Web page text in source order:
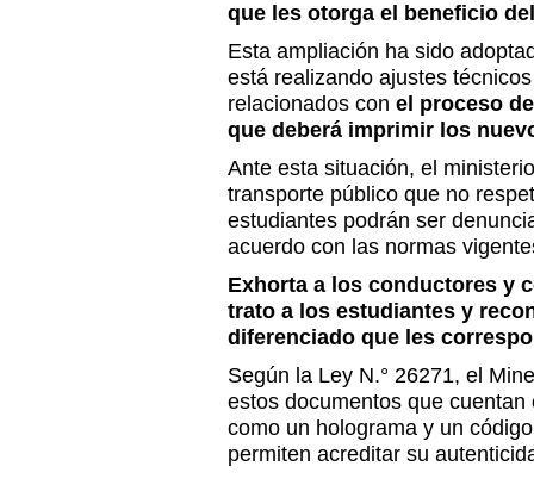
que les otorga el beneficio
Esta ampliación ha sido
está realizando ajustes
relacionados con el proceso
que deberá imprimir los
Ante esta situación, el
transporte público que no
estudiantes podrán ser
acuerdo con las normas
Exhorta a los conductores y
trato a los estudiantes y
diferenciado que les
Según la Ley N.° 26271, el
estos documentos que
como un holograma y un
permiten acreditar su